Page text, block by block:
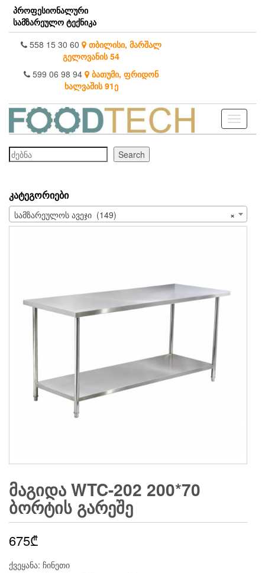
Skip
the
content
პროფესიონალური
სამზარეულო ტექნიკა
558 15 30 60 თბილისი, მარშალ
გელოვანის 54
599 06 98 94 ბათუმი, ფრიდონ
ხალვაშის 91ე
Toggle
ძებნა
Search
ᲙᲐᲢᲔᲒᲝᲠᲘᲔᲑᲘ
×
სამზარეულოს ავეჯი (149)
ᲛᲐᲒᲘᲓᲐ WTC-202 200*70
ᲑᲝᲠᲢᲘᲡ ᲒᲐᲠᲔᲨᲔ
675₾
ქვეყანა: ჩინეთი